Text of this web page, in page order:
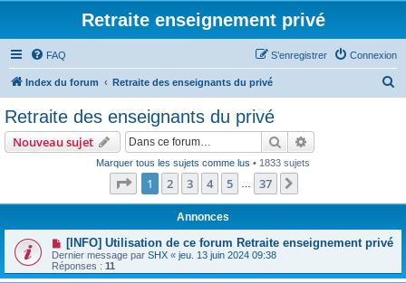
Retraite enseignement privé
FAQ Connexion
S’enregistrer
Index du forum Retraite des enseignants du privé
h
r
Retraite des enseignants du privé
Nouveau sujet Rechercher
Marquer tous les sujets comme lus • 1833 sujets
Page 1sur37
1 2 3 4 5 37
Annonces
[INFO] Utilisation de ce forum Retraite enseignement privé
Dernier message par SHX « jeu. 13 juin 2024 09:38
Réponses : 11